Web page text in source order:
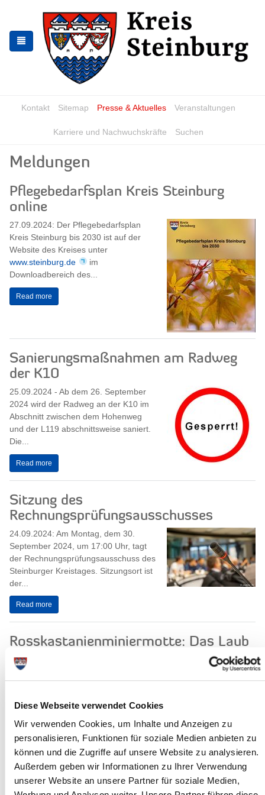
Diese Webseite verwendet Cookies
Wir verwenden Cookies, um Inhalte und Anzeigen zu
personalisieren, Funktionen für soziale Medien anbieten zu
können und die Zugriffe auf unsere Website zu analysieren.
Außerdem geben wir Informationen zu Ihrer Verwendung
unserer Website an unsere Partner für soziale Medien,
the
navigation
the
content
Kontakt Sitemap Presse & Aktuelles Veranstaltungen
Karriere und Nachwuchskräfte Suchen
Meldungen
Pflegebedarfsplan Kreis Steinburg
online
27.09.2024: Der Pflegebedarfsplan
Kreis Steinburg bis 2030 ist auf der
Website des Kreises unter
www.steinburg.de
im
Downloadbereich des...
Read more
Sanierungsmaßnahmen am Radweg
der K10
25.09.2024 - Ab dem 26. September
2024 wird der Radweg an der K10 im
Abschnitt zwischen dem Hohenweg
und der L119 abschnittsweise saniert.
Die...
Read more
Sitzung des
Rechnungsprüfungsausschusses
24.09.2024: Am Montag, dem 30.
September 2024, um 17:00 Uhr, tagt
der Rechnungsprüfungsausschuss des
Steinburger Kreistages. Sitzungsort ist
der...
Read more
Rosskastanienminiermotte: Das Laub
der Kastanie muss weg!
bekamen die Blätter von Rosskastanien
und...
Grippeimpfung im Gesundheitsamt